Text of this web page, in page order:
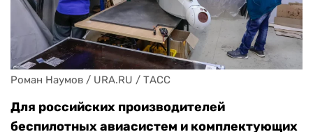
Роман Наумов / URA.RU / ТАСС
Для российских производителей
беспилотных авиасистем и комплектующих